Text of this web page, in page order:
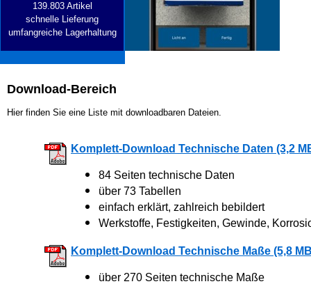
139.803 Artikel
schnelle Lieferung
umfangreiche Lagerhaltung
Download-Bereich
Hier finden Sie eine Liste mit downloadbaren Dateien.
Komplett-Download Technische Daten (3,2
84 Seiten technische Daten
über 73 Tabellen
einfach erklärt, zahlreich bebildert
Werkstoffe, Festigkeiten, Gewinde,
Komplett-Download Technische Maße (5,8
über 270 Seiten technische Maße